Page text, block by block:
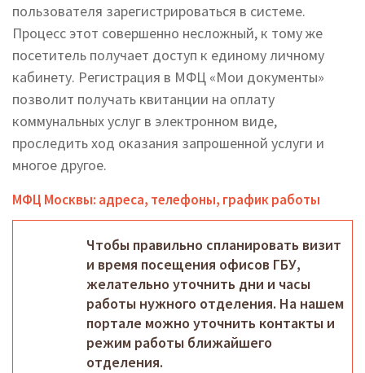
пользователя зарегистрироваться в системе.
Процесс этот совершенно несложный, к тому же
посетитель получает доступ к единому личному
кабинету. Регистрация в МФЦ «Мои документы»
позволит получать квитанции на оплату
коммунальных услуг в электронном виде,
проследить ход оказания запрошенной услуги и
многое другое.
МФЦ Москвы: адреса, телефоны, график работы
Чтобы правильно спланировать визит
и время посещения офисов ГБУ,
желательно уточнить дни и часы
работы нужного отделения. На нашем
портале можно уточнить контакты и
режим работы ближайшего
отделения.